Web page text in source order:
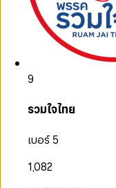
9
รวมใจไทย
เบอร์ 5
1,082